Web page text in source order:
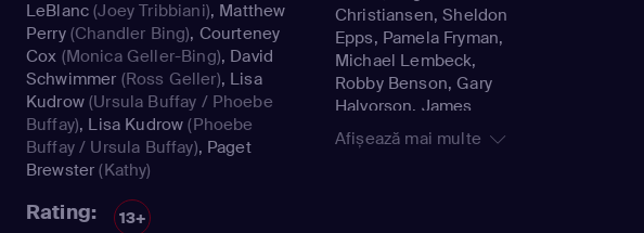
LeBlanc (Joey Tribbiani), Matthew
Perry(Chandler Bing), Courteney
Cox (Monica Geller-Bing), David
Schwimmer (Ross Geller), Lisa
Kudrow(Ursula Buffay / Phoebe
Buffay), Lisa Kudrow (Phoebe
Buffay / Ursula Buffay), Paget
Brewster (Kathy)
Rating: 13+
Christiansen, Sheldon
Epps, Pamela Fryman,
Michael Lembeck,
Robby Benson, Gary
Halvorson, James
Burrows, Shelley
Jensen, Peter Bonerz,
Afișează mai multe